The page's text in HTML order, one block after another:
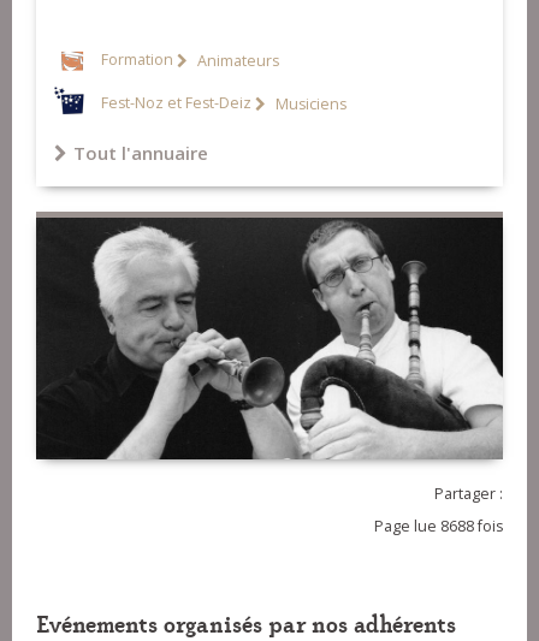
Formation Animateurs
Fest-Noz et Fest-Deiz Musiciens
Tout l'annuaire
Partager :
Page lue 8688 fois
Evénements organisés par nos adhérents